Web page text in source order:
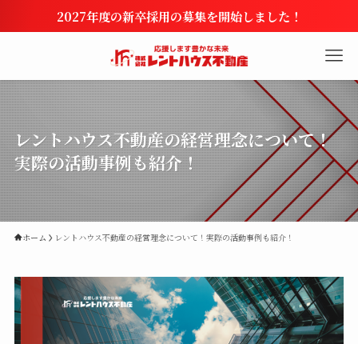
2027年度の新卒採用の募集を開始しました！
レントハウス不動産の経営理念について！
実際の活動事例も紹介！
ホーム レントハウス不動産の経営理念について！実際の活動事例も紹介！